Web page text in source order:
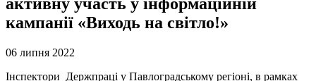
кампанії «Виходь на світло!»
06 липня 2022
Інспектори Держпраці у Павлоградському регіоні, в рамках